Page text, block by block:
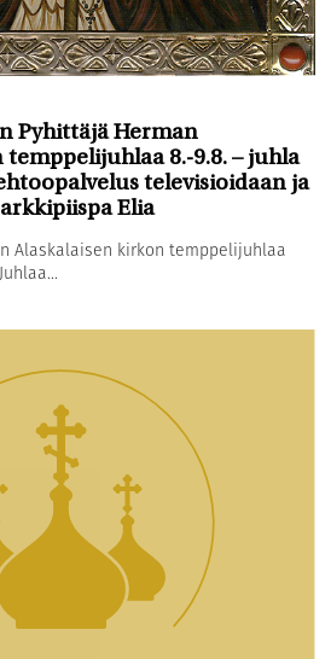
Pyhittäjä Herman
8.-9.8. – juhla
televisioidaan ja
Elia
Alaskalaisen kirkon temppelijuhlaa